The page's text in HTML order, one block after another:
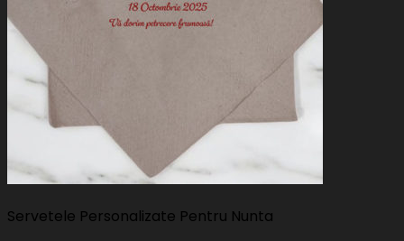
Servetele Personalizate Pentru Nunta